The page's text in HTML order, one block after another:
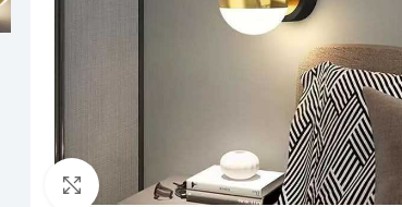
Click to enlarge